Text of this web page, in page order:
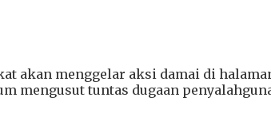
akan menggelar aksi damai di
mengusut tuntas dugaan